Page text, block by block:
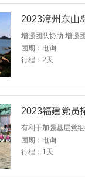
2023漳州东山
增强团队协助 增强
团期：电询
行程：2天
2023福建党员
团期：电询
行程：1天